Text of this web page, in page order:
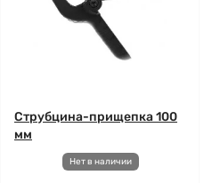
Струбцина-прищепка 100
мм
Нет в наличии